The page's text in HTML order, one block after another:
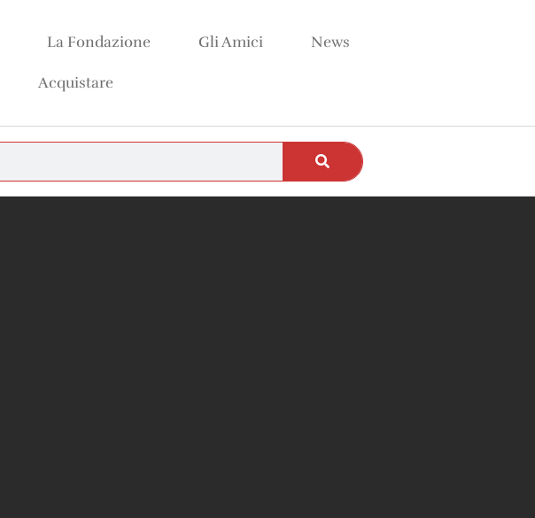
La Fondazione Gli Amici News
Acquistare